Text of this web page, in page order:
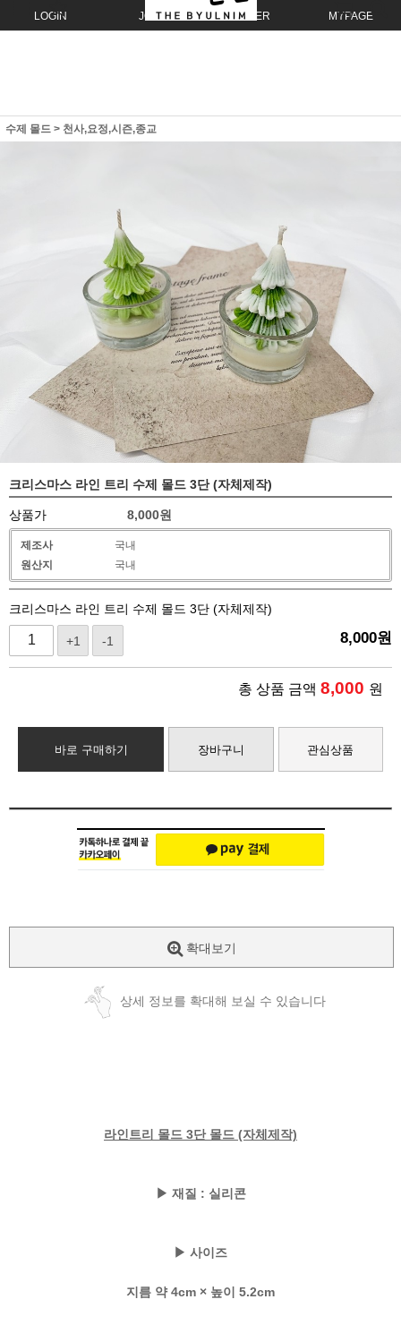
LOGIN JOIN ORDER MYPAGE
수제 몰드 > 천사,요정,시즌,종교
크리스마스 라인 트리 수제 몰드 3단 (자체제작)
상품가 8,000원
제조사
국내
원산지
국내
크리스마스 라인 트리 수제 몰드 3단 (자체제작)
+1 -1 8,000원
총 상품 금액 8,000 원
바로 구매하기 장바구니 관심상품
확대보기
상세 정보를 확대해 보실 수 있습니다
라인트리 몰드 3단 몰드 (자체제작)
▶ 재질 : 실리콘
▶ 사이즈
지름 약 4cm × 높이 5.2cm